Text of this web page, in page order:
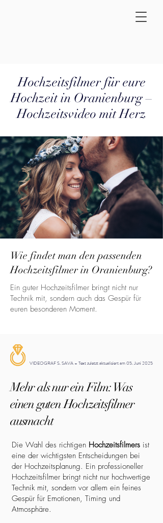
Hochzeitsfilmer für eure
Hochzeit in Oranienburg –
Hochzeitsvideo mit Herz
Wie findet man den passenden
Hochzeitsfilmer in Oranienburg?
Ein guter Hochzeitsfilmer bringt nicht nur
Technik mit, sondern auch das Gespür für
euren besonderen Moment.
VIDEOGRAF S. SAVA – Text zuletzt aktualisiert am 05. Juni 2025
Mehr als nur ein Film: Was
einen guten Hochzeitsfilmer
ausmacht
Die Wahl des richtigen Hochzeitsfilmers ist
eine der wichtigsten Entscheidungen bei
der Hochzeitsplanung. Ein professioneller
Hochzeitsfilmer bringt nicht nur hochwertige
Technik mit, sondern vor allem ein feines
Gespür für Emotionen, Timing und
Atmosphäre.